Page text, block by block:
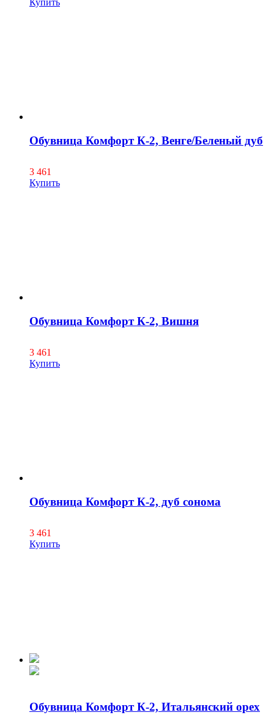
Купить
Обувница Комфорт К-2, Венге/Беленый дуб
3 461
Купить
Обувница Комфорт К-2, Вишня
3 461
Купить
Обувница Комфорт К-2, дуб сонома
3 461
Купить
Обувница Комфорт К-2, Итальянский орех